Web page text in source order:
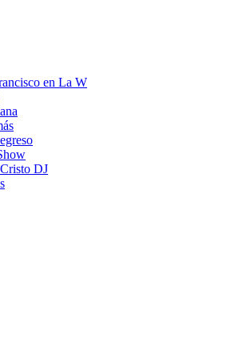
en La W
DJ